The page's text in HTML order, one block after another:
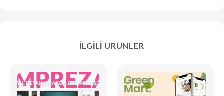
İLGILI ÜRÜNLER